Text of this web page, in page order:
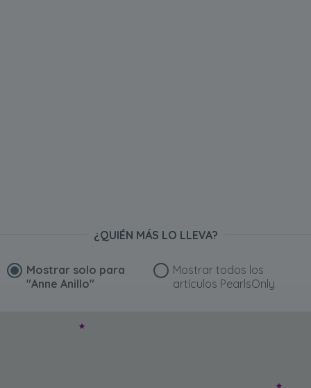
¿QUIÉN MÁS LO LLEVA?
Mostrar solo para
"Anne Anillo"
Mostrar todos los
artículos PearlsOnly